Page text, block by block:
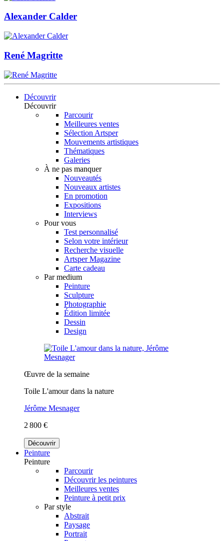
Alexander Calder
René Magritte
Découvrir
Découvrir
Parcourir
Meilleures ventes
Sélection Artsper
Mouvements artistiques
Thématiques
Galeries
À ne pas manquer
Nouveautés
Nouveaux artistes
En promotion
Expositions
Interviews
Pour vous
Test personnalisé
Selon votre intérieur
Recherche visuelle
Artsper Magazine
Carte cadeau
Par medium
Peinture
Sculpture
Photographie
Édition limitée
Dessin
Design
Œuvre de la semaine
Toile L'amour dans la nature
Jérôme Mesnager
2 800 €
Découvrir
Peinture
Peinture
Parcourir
Découvrir les peintures
Meilleures ventes
Peinture à petit prix
Par style
Abstrait
Paysage
Portrait